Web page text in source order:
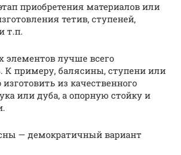
приобретения материалов или
тетив, ступеней,
т.п.
элементов лучше всего
К примеру, балясины, ступени или
из качественного
или дуба, а опорную стойку и
— демократичный вариант